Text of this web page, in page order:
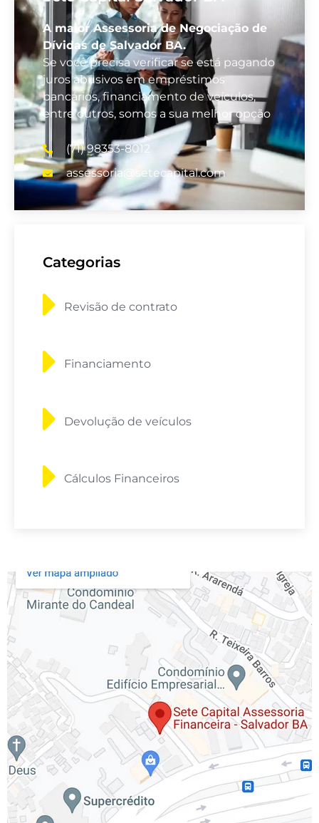
A maior Assessoria de Negociação de
Dívidas de Salvador BA.
Se você precisa verificar se está pagando
juros abusivos em empréstimos
bancários, financiamento de veículos,
entre outros, somos a sua melhor opção
(71) 98353-8012
assessoria@setecapital.com
Categorias
Revisão de contrato
Financiamento
Devolução de veículos
Cálculos Financeiros